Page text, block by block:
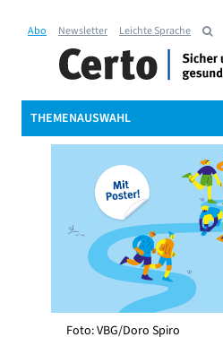
Abo Newsletter Leichte Sprache
THEMENAUSWAHL
Foto: VBG/Doro Spiro